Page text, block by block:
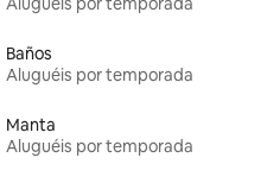
Baños
Aluguéis por temporada
Manta
Aluguéis por temporada